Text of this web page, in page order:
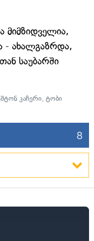
მიმზიდველია,
- ახალგაზრდა,
საუბარში
კაჩერი, ტობი
8